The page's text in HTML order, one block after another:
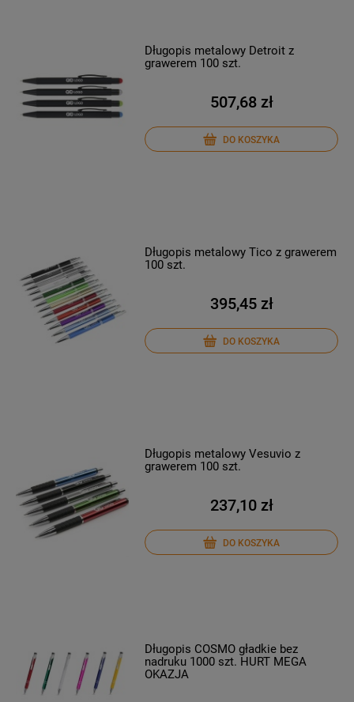
Długopis metalowy Detroit z
grawerem 100 szt.
507,68 zł
DO KOSZYKA
Długopis metalowy Tico z grawerem
100 szt.
395,45 zł
DO KOSZYKA
Długopis metalowy Vesuvio z
grawerem 100 szt.
237,10 zł
DO KOSZYKA
Długopis COSMO gładkie bez
nadruku 1000 szt. HURT MEGA
OKAZJA